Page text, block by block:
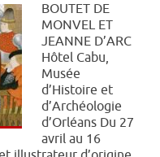
BOUTET DE
MONVEL ET
JEANNE D’ARC
Hôtel Cabu,
Musée
d’Histoire et
d’Archéologie
d’Orléans Du 27
avril au 16